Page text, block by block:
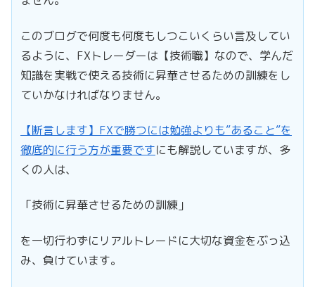
このブログで何度も何度もしつこいくらい言及してい
るように、FXトレーダーは【技術職】なので、学んだ
知識を実戦で使える技術に昇華させるための訓練をし
ていかなければなりません。
【断言します】FXで勝つには勉強よりも”あること”を
徹底的に行う方が重要ですにも解説していますが、多
くの人は、
「技術に昇華させるための訓練」
を一切行わずにリアルトレードに大切な資金をぶっ込
み、負けています。